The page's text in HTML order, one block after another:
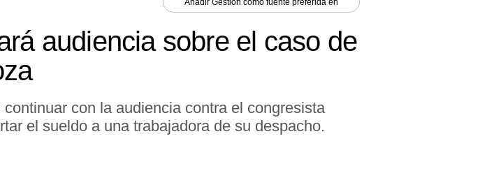
audiencia sobre el caso de
con la audiencia contra el congresista
el sueldo a una trabajadora de su despacho.